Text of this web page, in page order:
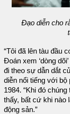
Đạo diễn cho
“Tôi đã lên tàu đầu
Đoán xem ‘dòng
đi theo sự dẫn dắt
diễn nổi tiếng với bộ
1984. “Khi đó
thấy, bất cứ khi nào
động sản.”